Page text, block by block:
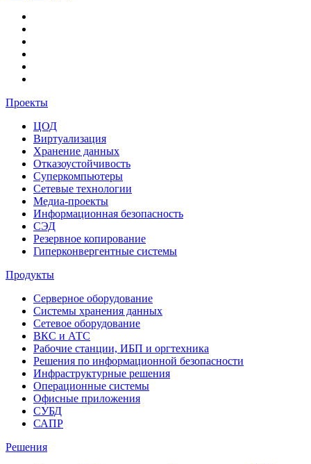
Проекты
ЦОД
Виртуализация
Хранение данных
Отказоустойчивость
Суперкомпьютеры
Сетевые технологии
Медиа-проекты
Информационная безопасность
СЭД
Резервное копирование
Гиперконвергентные системы
Продукты
Серверное оборудование
Системы хранения данных
Сетевое оборудование
ВКС и АТС
Рабочие станции, ИБП и оргтехника
Решения по информационной безопасности
Инфраструктурные решения
Операционные системы
Офисные приложения
СУБД
САПР
Решения